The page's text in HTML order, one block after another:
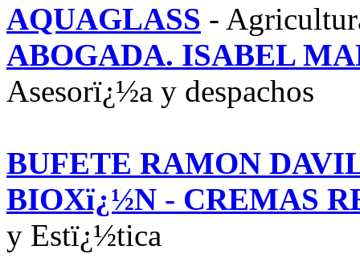
AQUAGLASS -
ABOGADA. ISABEL
Asesorï¿½a y despachos
BUFETE RAMON
BIOXï¿½N - CREMAS
y Estï¿½tica